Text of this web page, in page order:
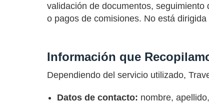
validación de documentos,
o pagos de comisiones. No está
Información que
Dependiendo del servicio utilizado,
Datos de contacto: nombre,